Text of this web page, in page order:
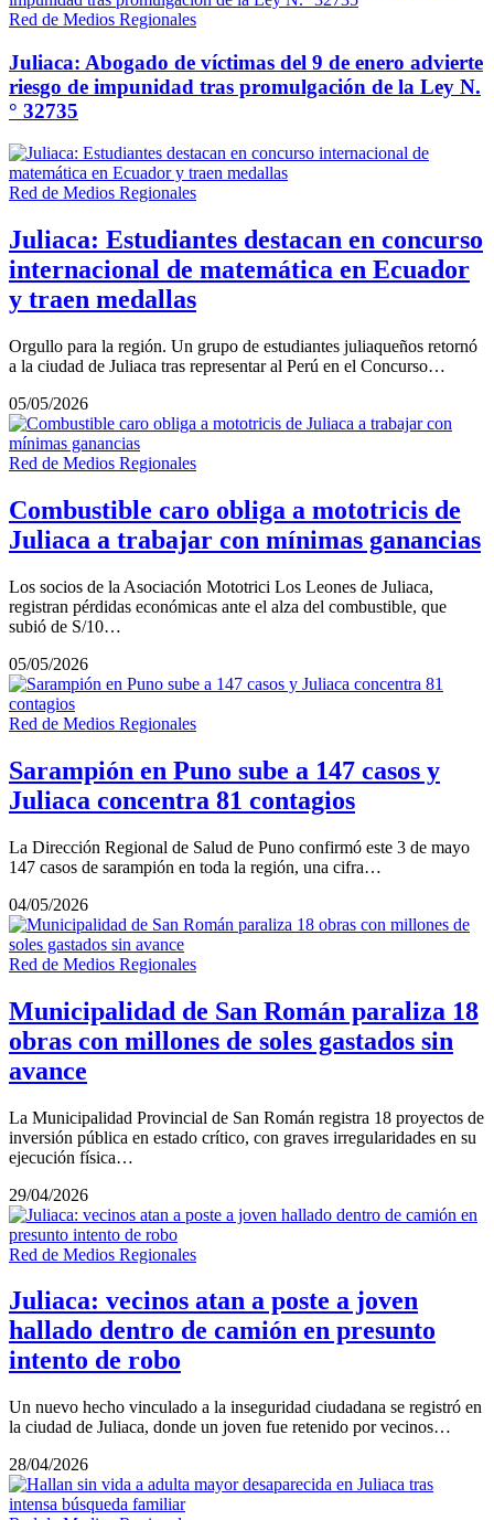
Red de Medios Regionales
Juliaca: Abogado de víctimas del 9 de enero advierte
riesgo de impunidad tras promulgación de la Ley N.
° 32735
Red de Medios Regionales
Juliaca: Estudiantes destacan en concurso
internacional de matemática en Ecuador
y traen medallas
Orgullo para la región. Un grupo de estudiantes juliaqueños retornó
a la ciudad de Juliaca tras representar al Perú en el Concurso…
05/05/2026
Red de Medios Regionales
Combustible caro obliga a mototricis de
Juliaca a trabajar con mínimas ganancias
Los socios de la Asociación Mototrici Los Leones de Juliaca,
registran pérdidas económicas ante el alza del combustible, que
subió de S/10…
05/05/2026
Red de Medios Regionales
Sarampión en Puno sube a 147 casos y
Juliaca concentra 81 contagios
La Dirección Regional de Salud de Puno confirmó este 3 de mayo
147 casos de sarampión en toda la región, una cifra…
04/05/2026
Red de Medios Regionales
Municipalidad de San Román paraliza 18
obras con millones de soles gastados sin
avance
La Municipalidad Provincial de San Román registra 18 proyectos de
inversión pública en estado crítico, con graves irregularidades en su
ejecución física…
29/04/2026
Red de Medios Regionales
Juliaca: vecinos atan a poste a joven
hallado dentro de camión en presunto
intento de robo
Un nuevo hecho vinculado a la inseguridad ciudadana se registró en
la ciudad de Juliaca, donde un joven fue retenido por vecinos…
28/04/2026